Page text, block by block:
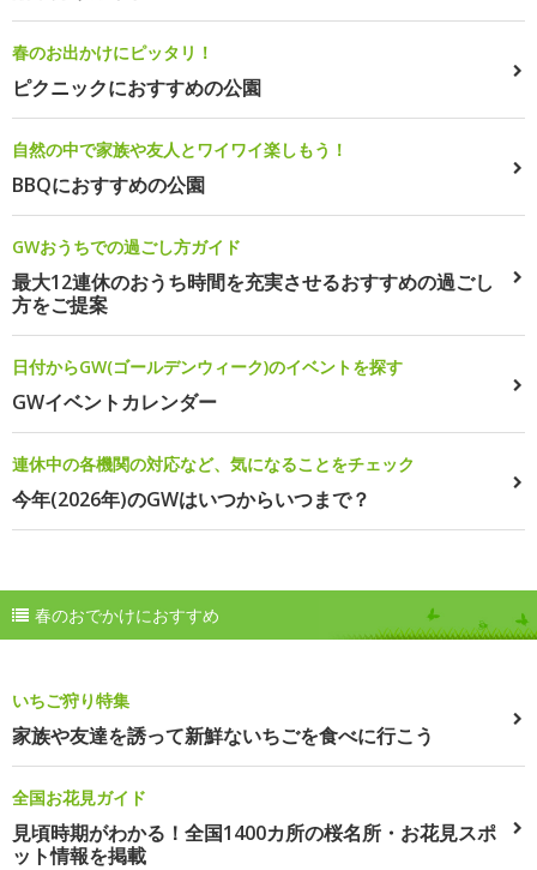
春のお出かけにピッタリ！
ピクニックにおすすめの公園
自然の中で家族や友人とワイワイ楽しもう！
BBQにおすすめの公園
GWおうちでの過ごし方ガイド
最大12連休のおうち時間を充実させるおすすめの過ごし
方をご提案
日付からGW(ゴールデンウィーク)のイベントを探す
GWイベントカレンダー
連休中の各機関の対応など、気になることをチェック
今年(2026年)のGWはいつからいつまで？
春のおでかけにおすすめ
いちご狩り特集
家族や友達を誘って新鮮ないちごを食べに行こう
全国お花見ガイド
見頃時期がわかる！全国1400カ所の桜名所・お花見スポ
ット情報を掲載